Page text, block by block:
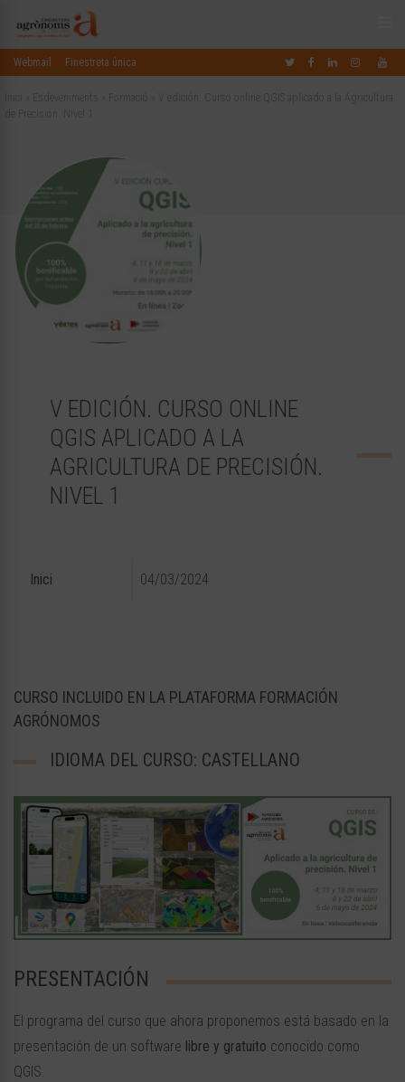
Webmail Finestreta única
V EDICIÓN. CURSO ONLINE
QGIS APLICADO A LA
AGRICULTURA DE PRECISIÓN.
NIVEL 1
Inici 04/03/2024
CURSO INCLUIDO EN LA PLATAFORMA FORMACIÓN
AGRÓNOMOS
IDIOMA DEL CURSO: CASTELLANO
PRESENTACIÓN
El programa del curso que ahora proponemos está basado en la
presentación de un software libre y gratuito conocido como
QGIS.